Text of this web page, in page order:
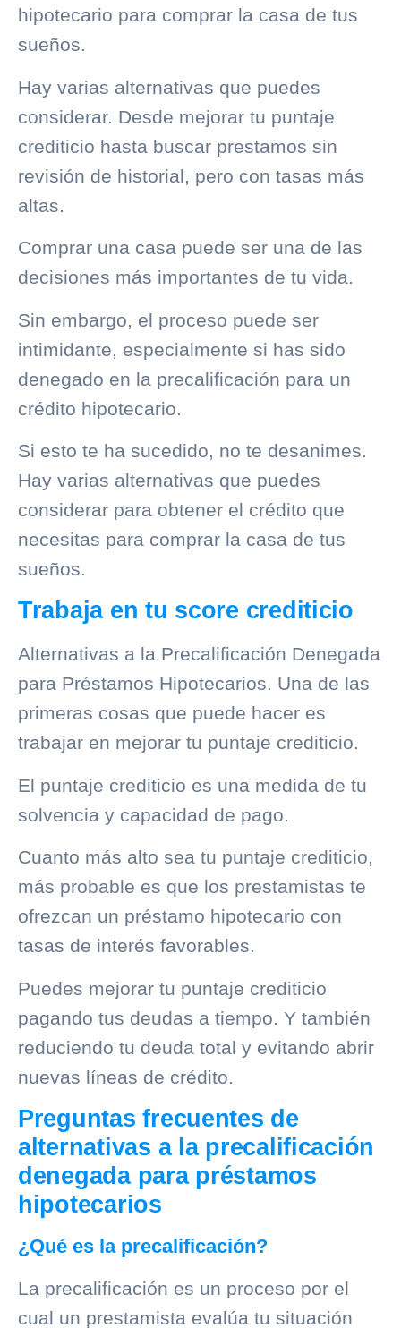
hipotecario para comprar la casa de tus
sueños.
Hay varias alternativas que puedes
considerar. Desde mejorar tu puntaje
crediticio hasta buscar prestamos sin
revisión de historial, pero con tasas más
altas.
Comprar una casa puede ser una de las
decisiones más importantes de tu vida.
Sin embargo, el proceso puede ser
intimidante, especialmente si has sido
denegado en la precalificación para un
crédito hipotecario.
Si esto te ha sucedido, no te desanimes.
Hay varias alternativas que puedes
considerar para obtener el crédito que
necesitas para comprar la casa de tus
sueños.
Trabaja en tu score crediticio
Alternativas a la Precalificación Denegada
para Préstamos Hipotecarios. Una de las
primeras cosas que puede hacer es
trabajar en mejorar tu puntaje crediticio.
El puntaje crediticio es una medida de tu
solvencia y capacidad de pago.
Cuanto más alto sea tu puntaje crediticio,
más probable es que los prestamistas te
ofrezcan un préstamo hipotecario con
tasas de interés favorables.
Puedes mejorar tu puntaje crediticio
pagando tus deudas a tiempo. Y también
reduciendo tu deuda total y evitando abrir
nuevas líneas de crédito.
Preguntas frecuentes de
alternativas a la precalificación
denegada para préstamos
hipotecarios
¿Qué es la precalificación?
La precalificación es un proceso por el
cual un prestamista evalúa tu situación